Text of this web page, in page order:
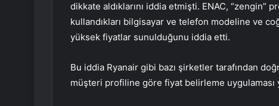
dikkate aldıklarını iddia etmişti. ENAC,
kullandıkları bilgisayar ve telefon modeline ve
yüksek fiyatlar sunulduğunu iddia etti.
Bu iddia Ryanair gibi bazı şirketler tarafından
müşteri profiline göre fiyat belirleme uygulaması